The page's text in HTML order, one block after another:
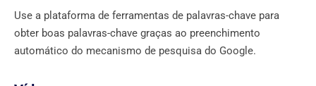
Use a plataforma de ferramentas de palavras-chave para
obter boas palavras-chave graças ao preenchimento
automático do mecanismo de pesquisa do Google.